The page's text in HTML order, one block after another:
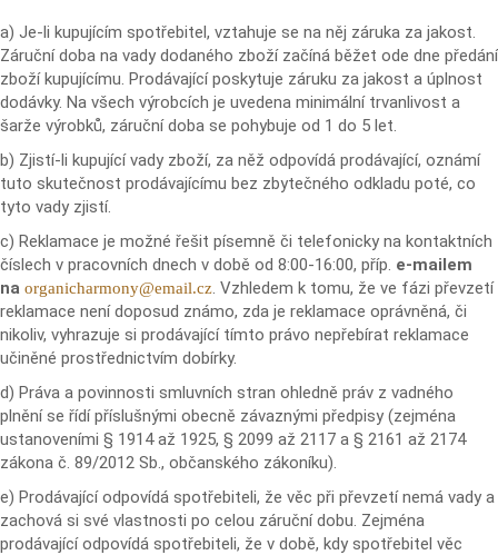
a) Je-li kupujícím spotřebitel, vztahuje se na něj záruka za jakost.
Záruční doba na vady dodaného zboží začíná běžet ode dne předání
zboží kupujícímu. Prodávající poskytuje záruku za jakost a úplnost
dodávky. Na všech výrobcích je uvedena minimální trvanlivost a
šarže výrobků, záruční doba se pohybuje od 1 do 5 let.
b) Zjistí-li kupující vady zboží, za něž odpovídá prodávající, oznámí
tuto skutečnost prodávajícímu bez zbytečného odkladu poté, co
tyto vady zjistí.
c) Reklamace je možné řešit písemně či telefonicky na kontaktních
číslech v pracovních dnech v době od 8:00-16:00, příp. e-mailem
na organicharmony@email.cz . Vzhledem k tomu, že ve fázi převzetí
reklamace není doposud známo, zda je reklamace oprávněná, či
nikoliv, vyhrazuje si prodávající tímto právo nepřebírat reklamace
učiněné prostřednictvím dobírky.
d) Práva a povinnosti smluvních stran ohledně práv z vadného
plnění se řídí příslušnými obecně závaznými předpisy (zejména
ustanoveními § 1914 až 1925, § 2099 až 2117 a § 2161 až 2174
zákona č. 89/2012 Sb., občanského zákoníku).
e) Prodávající odpovídá spotřebiteli, že věc při převzetí nemá vady a
zachová si své vlastnosti po celou záruční dobu. Zejména
prodávající odpovídá spotřebiteli, že v době, kdy spotřebitel věc